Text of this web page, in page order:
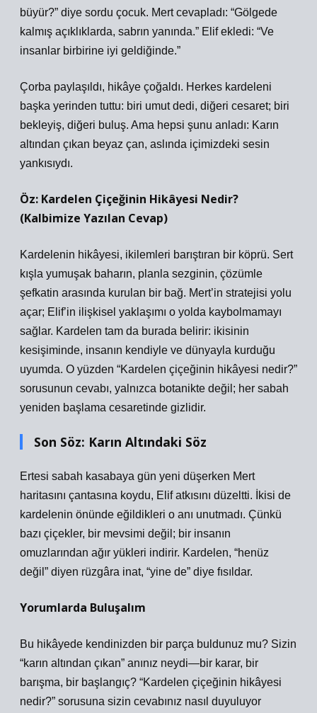
büyür?” diye sordu çocuk. Mert cevapladı: “Gölgede
kalmış açıklıklarda, sabrın yanında.” Elif ekledi: “Ve
insanlar birbirine iyi geldiğinde.”
Çorba paylaşıldı, hikâye çoğaldı. Herkes kardeleni
başka yerinden tuttu: biri umut dedi, diğeri cesaret; biri
bekleyiş, diğeri buluş. Ama hepsi şunu anladı: Karın
altından çıkan beyaz çan, aslında içimizdeki sesin
yankısıydı.
Öz: Kardelen Çiçeğinin Hikâyesi Nedir?
(Kalbimize Yazılan Cevap)
Kardelenin hikâyesi, ikilemleri barıştıran bir köprü. Sert
kışla yumuşak baharın, planla sezginin, çözümle
şefkatin arasında kurulan bir bağ. Mert’in stratejisi yolu
açar; Elif’in ilişkisel yaklaşımı o yolda kaybolmamayı
sağlar. Kardelen tam da burada belirir: ikisinin
kesişiminde, insanın kendiyle ve dünyayla kurduğu
uyumda. O yüzden “Kardelen çiçeğinin hikâyesi nedir?”
sorusunun cevabı, yalnızca botanikte değil; her sabah
yeniden başlama cesaretinde gizlidir.
Son Söz: Karın Altındaki Söz
Ertesi sabah kasabaya gün yeni düşerken Mert
haritasını çantasına koydu, Elif atkısını düzeltti. İkisi de
kardelenin önünde eğildikleri o anı unutmadı. Çünkü
bazı çiçekler, bir mevsimi değil; bir insanın
omuzlarından ağır yükleri indirir. Kardelen, “henüz
değil” diyen rüzgâra inat, “yine de” diye fısıldar.
Yorumlarda Buluşalım
Bu hikâyede kendinizden bir parça buldunuz mu? Sizin
“karın altından çıkan” anınız neydi—bir karar, bir
barışma, bir başlangıç? “Kardelen çiçeğinin hikâyesi
nedir?” sorusuna sizin cevabınız nasıl duyuluyor